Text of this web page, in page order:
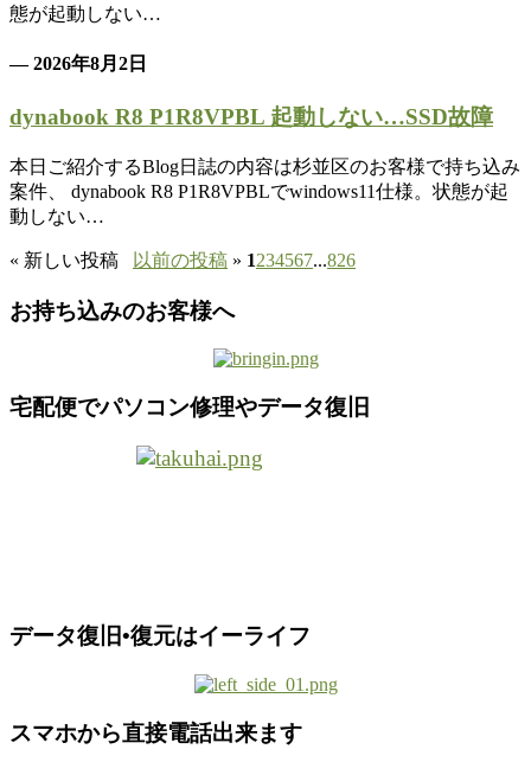
態が起動しない…
— 2026年8月2日
dynabook R8 P1R8VPBL 起動しない…SSD故障
本日ご紹介するBlog日誌の内容は杉並区のお客様で持ち込み
案件、 dynabook R8 P1R8VPBLでwindows11仕様。状態が起
動しない…
« 新しい投稿 以前の投稿 » 1234567...826
お持ち込みのお客様へ
宅配便でパソコン修理やデータ復旧
データ復旧•復元はイーライフ
スマホから直接電話出来ます